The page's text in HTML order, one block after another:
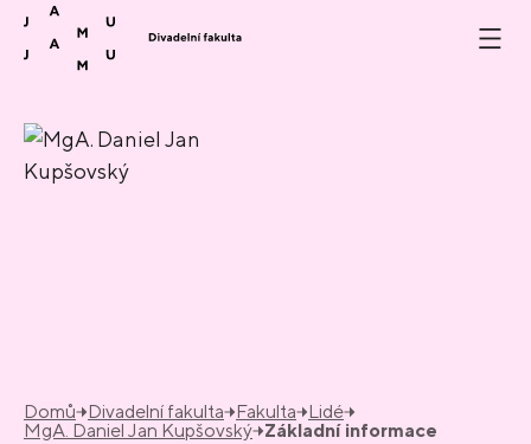
Přeskočit na obsah
Domů Divadelní fakulta Fakulta
Lidé
MgA. Daniel Jan Kupšovský Základní informace